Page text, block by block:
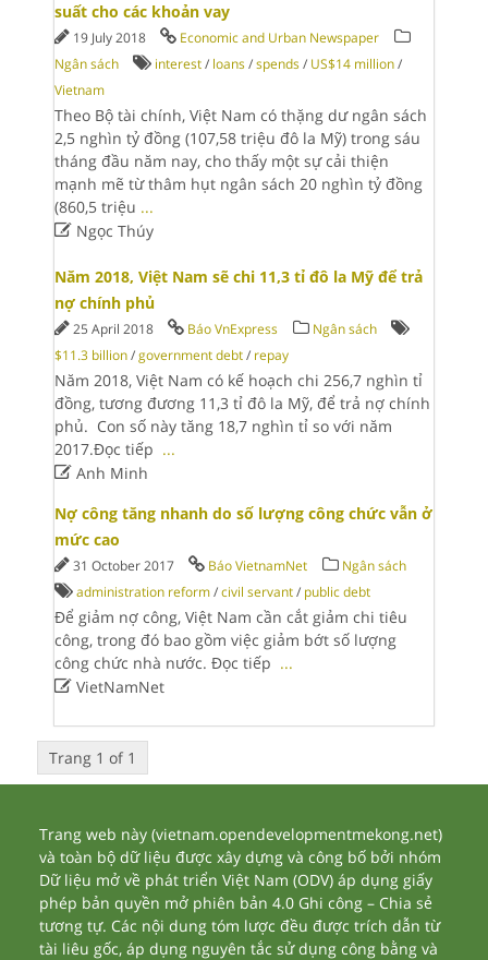
suất cho các khoản vay
19 July 2018
Economic and Urban Newspaper
Ngân sách
interest / loans /spends / US$14 million /
Vietnam
Theo Bộ tài chính, Việt Nam có thặng dư ngân sách
2,5 nghìn tỷ đồng (107,58 triệu đô la Mỹ) trong sáu
tháng đầu năm nay, cho thấy một sự cải thiện
mạnh mẽ từ thâm hụt ngân sách 20 nghìn tỷ đồng
(860,5 triệu ...
Ngọc Thúy
Năm 2018, Việt Nam sẽ chi 11,3 tỉ đô la Mỹ để trả
nợ chính phủ
25 April 2018 Báo VnExpress
Ngân sách
$11.3 billion /government debt / repay
Năm 2018, Việt Nam có kế hoạch chi 256,7 nghìn tỉ
đồng, tương đương 11,3 tỉ đô la Mỹ, để trả nợ chính
phủ. Con số này tăng 18,7 nghìn tỉ so với năm
2017.Đọc tiếp ...
Anh Minh
Nợ công tăng nhanh do số lượng công chức vẫn ở
mức cao
31 October 2017 Báo VietnamNet
Ngân sách
administration reform /civil servant / public debt
Để giảm nợ công, Việt Nam cần cắt giảm chi tiêu
công, trong đó bao gồm việc giảm bớt số lượng
công chức nhà nước. Đọc tiếp ...
VietNamNet
Trang 1 of 1
Trang web này (vietnam.opendevelopmentmekong.net)
và toàn bộ dữ liệu được xây dựng và công bố bởi nhóm
Dữ liệu mở về phát triển Việt Nam (ODV) áp dụng giấy
phép bản quyền mở phiên bản 4.0 Ghi công – Chia sẻ
tương tự. Các nội dung tóm lược đều được trích dẫn từ
tài liêu gốc, áp dụng nguyên tắc sử dụng công bằng và